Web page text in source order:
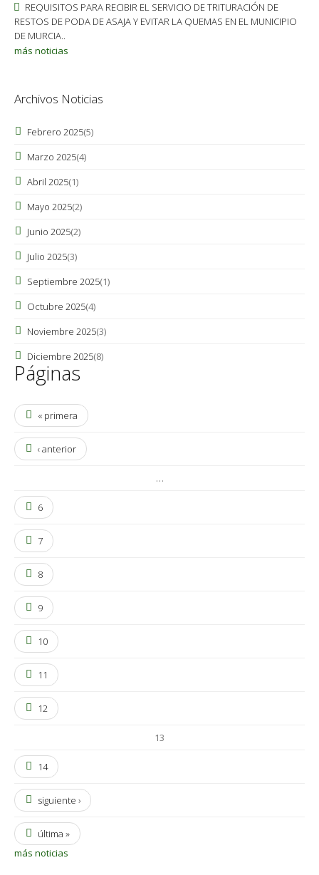
REQUISITOS PARA RECIBIR EL SERVICIO DE TRITURACIÓN DE
RESTOS DE PODA DE ASAJA Y EVITAR LA QUEMAS EN EL MUNICIPIO
DE MURCIA..
más noticias
Archivos Noticias
Febrero 2025(5)
Marzo 2025(4)
Abril 2025(1)
Mayo 2025(2)
Junio 2025(2)
Julio 2025(3)
Septiembre 2025(1)
Octubre 2025(4)
Noviembre 2025(3)
Diciembre 2025(8)
Páginas
« primera
‹ anterior
…
6
7
8
9
10
11
12
13
14
siguiente ›
última »
más noticias